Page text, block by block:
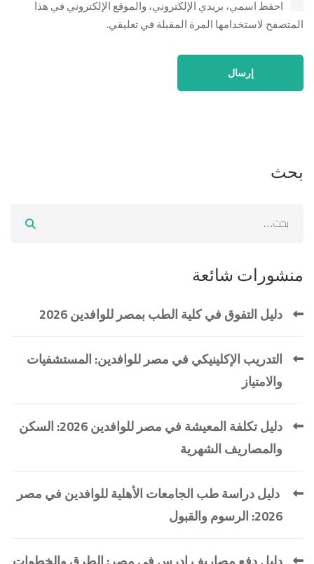
احفظ اسمي، بريدي الإلكتروني، والموقع الإلكتروني في هذا
المتصفح لاستخدامها المرة المقبلة في تعليقي.
بحث
منشورات شائعة
دليل التفوق في كلية الطب بمصر للوافدين 2026
التدريب الإكلينيكي في مصر للوافدين: المستشفيات
والامتياز
دليل تكلفة المعيشة في مصر للوافدين 2026: السكن
والمصاريف الشهرية
دليل دراسة طب الجامعات الأهلية للوافدين في مصر
2026: الرسوم والقبول